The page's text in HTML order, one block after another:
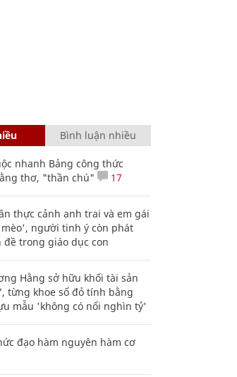
Bình luận nhiều
nhanh Bảng công thức
thơ, "thần chú"
17
thực cảnh anh trai và em gái
người tinh ý còn phát
đề trong giáo dục con
Hằng sở hữu khối tài sản
từng khoe sổ đỏ tính bằng
mẫu 'không có nổi nghìn tỷ'
đạo hàm nguyên hàm cơ